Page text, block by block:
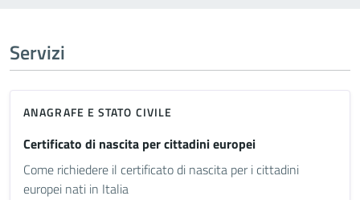
Servizi
ANAGRAFE E STATO CIVILE
Certificato di nascita per cittadini europei
Come richiedere il certificato di nascita per i cittadini
europei nati in Italia